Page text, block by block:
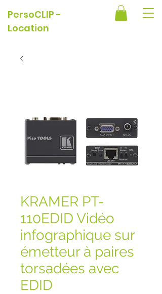
PersoCLIP -
Location
KRAMER PT-
110EDID Vidéo
infographique sur
émetteur à paires
torsadées avec
EDID